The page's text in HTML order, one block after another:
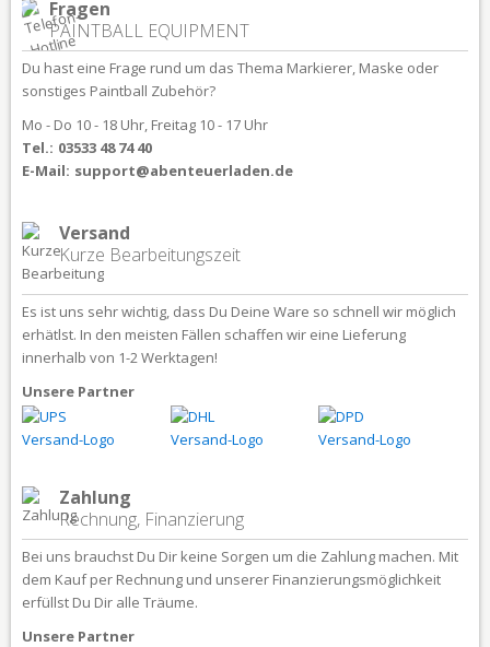
Fragen
PAINTBALL EQUIPMENT
Du hast eine Frage rund um das Thema Markierer, Maske oder
sonstiges Paintball Zubehör?
Mo - Do 10 - 18 Uhr, Freitag 10 - 17 Uhr
Tel.: 03533 48 74 40
E-Mail: support@abenteuerladen.de
Versand
Kurze Bearbeitungszeit
Es ist uns sehr wichtig, dass Du Deine Ware so schnell wir möglich
erhätlst. In den meisten Fällen schaffen wir eine Lieferung
innerhalb von 1-2 Werktagen!
Unsere Partner
Zahlung
Rechnung, Finanzierung
Bei uns brauchst Du Dir keine Sorgen um die Zahlung machen. Mit
dem Kauf per Rechnung und unserer Finanzierungsmöglichkeit
erfüllst Du Dir alle Träume.
Unsere Partner